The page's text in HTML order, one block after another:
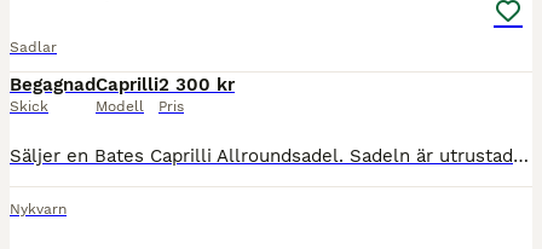
Sadlar
Begagnad
Skick
Caprilli
Modell
2 300 kr
Pris
Säljer en Bates Caprilli Allroundsadel. Sadeln är utrustad med Cair-luftstoppning. Den är 16 tum och det sitter vitt koppjärn, x-wide, i den nu. Det är utbytbart. Denmär i använt skick men passar inte
Nykvarn